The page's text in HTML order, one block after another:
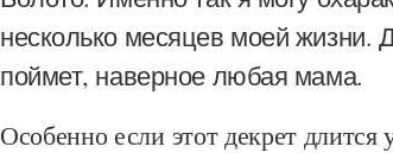
несколько месяцев моей жизни.
поймет, наверное любая мама.
Особенно если этот декрет